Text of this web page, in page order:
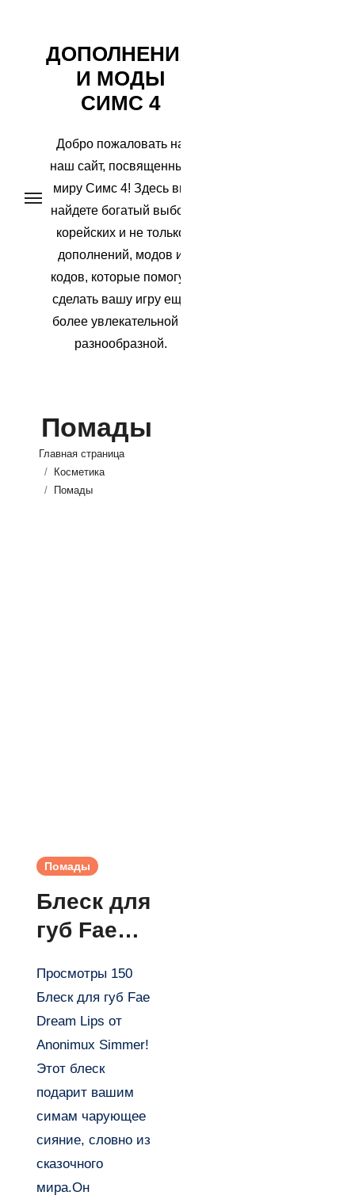
Перейти
содержимому
ДОПОЛНЕНИЯ
И МОДЫ
СИМС 4
Добро пожаловать на
наш сайт, посвященный
миру Симс 4! Здесь вы
найдете богатый выбор
корейских и не только
дополнений, модов и
кодов, которые помогут
сделать вашу игру еще
более увлекательной и
разнообразной.
Помады
Главная страница
Косметика
Помады
Помады
Блеск для
губ Fae
Lips от
Anonimux
Simmer
Просмотры 150
Блеск для губ Fae
Dream Lips от
Anonimux Simmer!
Этот блеск
подарит вашим
симам чарующее
сияние, словно из
сказочного
мира.Он